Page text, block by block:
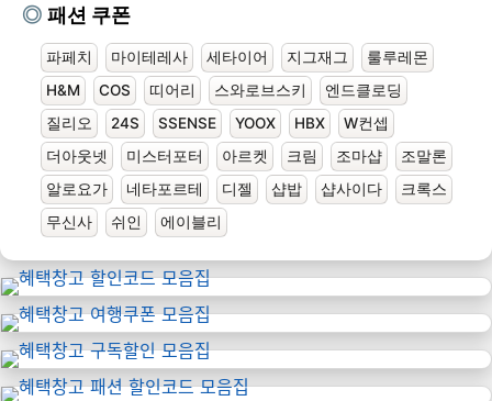
패션 쿠폰
파페치 마이테레사 세타이어 지그재그
룰루레몬
H&M
COS 띠어리 스와로브스키
엔드클로딩
질리오
24S SSENSE YOOX HBX
W컨셉
더아웃넷
미스터포터 아르켓 크림 조마샵
조말론
알로요가
네타포르테 디젤 샵밥 샵사이다
크록스
무신사
쉬인 에이블리